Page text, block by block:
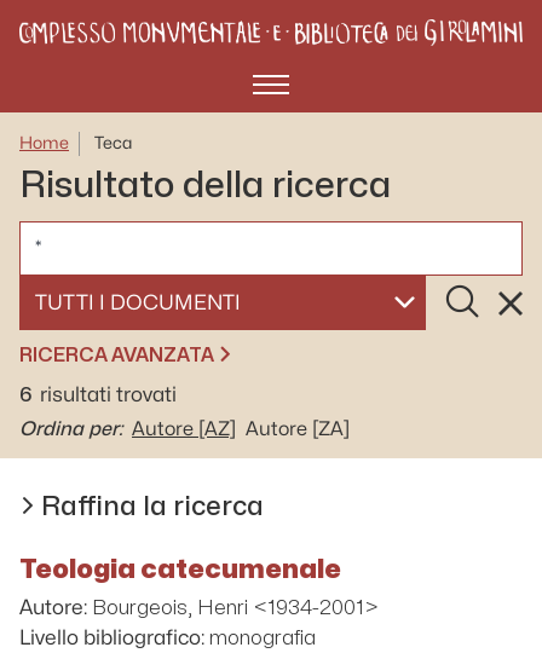
Menù
Home Teca
Risultato della ricerca
SELEZIONA UN DOCUMENTO
Cerca
RICERCA AVANZATA
6 risultati trovati
Ordina per: Autore [AZ] Autore [ZA]
Raffina la ricerca
Teologia catecumenale
Autore: Bourgeois, Henri <1934-2001>
Livello bibliografico: monografia